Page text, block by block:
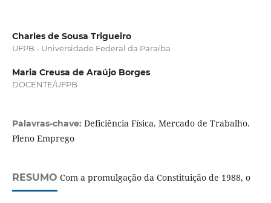
Charles de Sousa Trigueiro
UFPB - Universidade Federal da Paraíba
Maria Creusa de Araújo Borges
DOCENTE/UFPB
Palavras-chave: Deficiência Física. Mercado de Trabalho.
Pleno Emprego
RESUMO Com a promulgação da Constituição de 1988, o